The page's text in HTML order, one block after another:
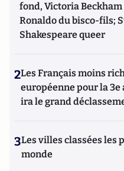
fond, Victoria
Ronaldo du bisco-fils;
Shakespeare queer
2Les Français moins
européenne pour la
ira le grand
3Les villes classées les
monde